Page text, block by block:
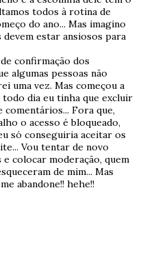
todos à rotina de
do ano... Mas imagino
estar ansiosos para
confirmação dos
algumas pessoas não
uma vez. Mas começou a
dia eu tinha que excluir
comentários... Fora que,
o acesso é bloqueado,
só conseguiria aceitar os
Vou tentar de novo
colocar moderação, quem
de mim... Mas
abandone!! hehe!!